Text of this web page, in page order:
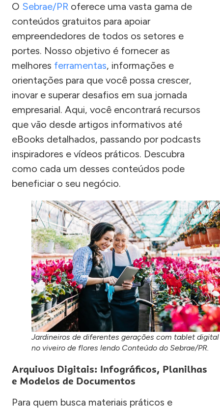
O Sebrae/PR oferece uma vasta gama de
conteúdos gratuitos para apoiar
empreendedores de todos os setores e
portes. Nosso objetivo é fornecer as
melhores ferramentas, informações e
orientações para que você possa crescer,
inovar e superar desafios em sua jornada
empresarial. Aqui, você encontrará recursos
que vão desde artigos informativos até
eBooks detalhados, passando por podcasts
inspiradores e vídeos práticos. Descubra
como cada um desses conteúdos pode
beneficiar o seu negócio.
Jardineiros de diferentes gerações com tablet digital
no viveiro de flores lendo Conteúdo do Sebrae/PR.
Arquivos Digitais: Infográficos, Planilhas
e Modelos de Documentos
Para quem busca materiais práticos e